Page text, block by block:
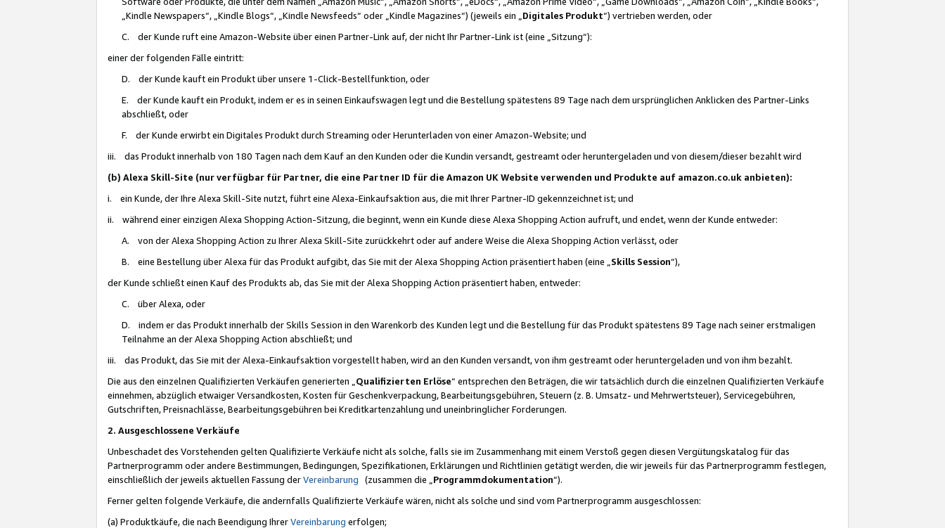
„Kindle Newspapers“, „Kindle Blogs“, „Kindle Newsfeeds“ oder „Kindle Magazines“) (jeweils ein „ Digitales Produkt“) vertrieben werden, oder
C. der Kunde ruft eine Amazon-Website über einen Partner-Link auf, der nicht Ihr Partner-Link ist (eine „Sitzung“):
einer der folgenden Fälle eintritt:
D. der Kunde kauft ein Produkt über unsere 1-Click-Bestellfunktion, oder
E. der Kunde kauft ein Produkt, indem er es in seinen Einkaufswagen legt und die Bestellung spätestens 89 Tage nach dem ursprünglichen Anklicken des Partner-Links
abschließt, oder
F. der Kunde erwirbt ein Digitales Produkt durch Streaming oder Herunterladen von einer Amazon-Website; und
iii. das Produkt innerhalb von 180 Tagen nach dem Kauf an den Kunden oder die Kundin versandt, gestreamt oder heruntergeladen und von diesem/dieser bezahlt wird
(b) Alexa Skill-Site (nur verfügbar für Partner, die eine Partner ID für die Amazon UK Website verwenden und Produkte auf amazon.co.uk anbieten):
i. ein Kunde, der Ihre Alexa Skill-Site nutzt, führt eine Alexa-Einkaufsaktion aus, die mit Ihrer Partner-ID gekennzeichnet ist; und
ii. während einer einzigen Alexa Shopping Action-Sitzung, die beginnt, wenn ein Kunde diese Alexa Shopping Action aufruft, und endet, wenn der Kunde entweder:
A. von der Alexa Shopping Action zu Ihrer Alexa Skill-Site zurückkehrt oder auf andere Weise die Alexa Shopping Action verlässt, oder
B. eine Bestellung über Alexa für das Produkt aufgibt, das Sie mit der Alexa Shopping Action präsentiert haben (eine „ Skills Session“),
der Kunde schließt einen Kauf des Produkts ab, das Sie mit der Alexa Shopping Action präsentiert haben, entweder:
C. über Alexa, oder
D. indem er das Produkt innerhalb der Skills Session in den Warenkorb des Kunden legt und die Bestellung für das Produkt spätestens 89 Tage nach seiner erstmaligen
Teilnahme an der Alexa Shopping Action abschließt; und
iii. das Produkt, das Sie mit der Alexa-Einkaufsaktion vorgestellt haben, wird an den Kunden versandt, von ihm gestreamt oder heruntergeladen und von ihm bezahlt.
Die aus den einzelnen Qualifizierten Verkäufen generierten „ Qualifizierten Erlöse“ entsprechen den Beträgen, die wir tatsächlich durch die einzelnen Qualifizierten Verkäufe
einnehmen, abzüglich etwaiger Versandkosten, Kosten für Geschenkverpackung, Bearbeitungsgebühren, Steuern (z. B. Umsatz- und Mehrwertsteuer), Servicegebühren,
Gutschriften, Preisnachlässe, Bearbeitungsgebühren bei Kreditkartenzahlung und uneinbringlicher Forderungen.
2. Ausgeschlossene Verkäufe
Unbeschadet des Vorstehenden gelten Qualifizierte Verkäufe nicht als solche, falls sie im Zusammenhang mit einem Verstoß gegen diesen Vergütungskatalog für das
Partnerprogramm oder andere Bestimmungen, Bedingungen, Spezifikationen, Erklärungen und Richtlinien getätigt werden, die wir jeweils für das Partnerprogramm festlegen,
einschließlich der jeweils aktuellen Fassung derVereinbarung (zusammen die „ Programmdokumentation“).
Ferner gelten folgende Verkäufe, die andernfalls Qualifizierte Verkäufe wären, nicht als solche und sind vom Partnerprogramm ausgeschlossen:
(a) Produktkäufe, die nach Beendigung IhrerVereinbarung erfolgen;